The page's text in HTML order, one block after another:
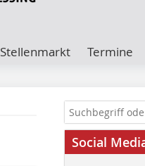
Stellenmarkt Termine
Social